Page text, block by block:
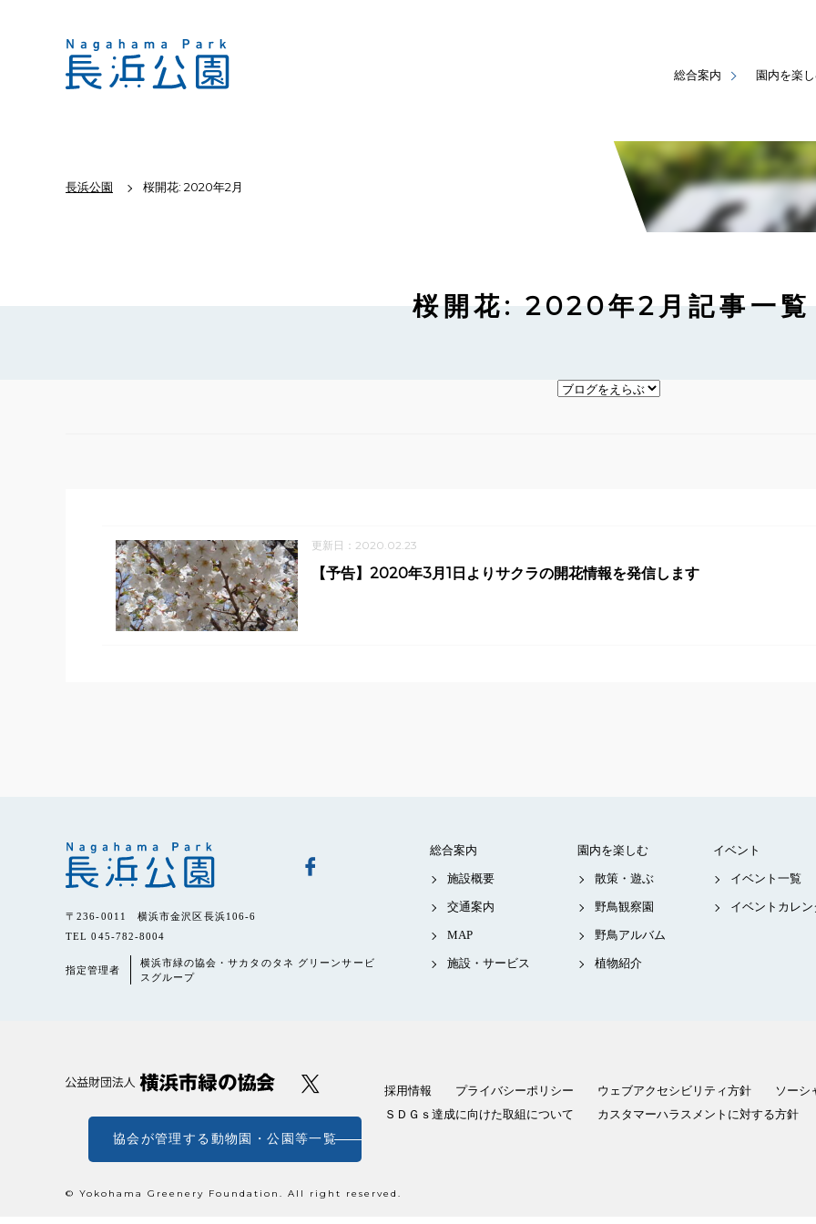
総合案内 園内を楽
長浜公園 桜開花: 2020年2月
桜開花: 2020年2月記事一覧
更新日：2020.02.23
【予告】2020年3月1日よりサクラの開花情報を発信します
〒236-0011 横浜市金沢区長浜106-6
TEL 045-782-8004
指定管理者
横浜市緑の協会・サカタのタネ グリーンサービ
スグループ
総合案内
施設概要
交通案内
MAP
施設・サービス
園内を楽しむ
散策・遊ぶ
野鳥観察園
野鳥アルバム
植物紹介
イベント
イベント一覧
イベントカレン
協会が管理する動物園・公園等一覧
採用情報 プライバシーポリシー ウェブアクセシビリティ方針
ソーシ
ＳＤＧｓ達成に向けた取組について
カスタマーハラスメントに対する方針
© Yokohama Greenery Foundation. All right reserved.